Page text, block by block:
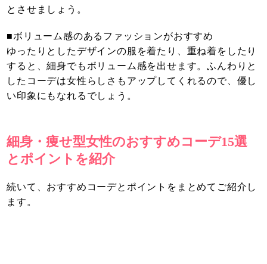
とさせましょう。
■ボリューム感のあるファッションがおすすめ
ゆったりとしたデザインの服を着たり、重ね着をしたり
すると、細身でもボリューム感を出せます。ふんわりと
したコーデは女性らしさもアップしてくれるので、優し
い印象にもなれるでしょう。
細身・痩せ型女性のおすすめコーデ15選
とポイントを紹介
続いて、おすすめコーデとポイントをまとめてご紹介し
ます。